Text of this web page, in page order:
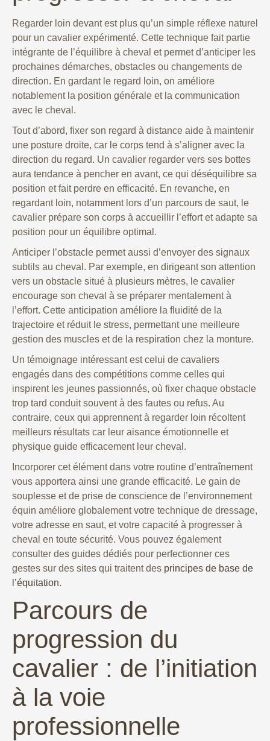
Regarder loin devant est plus qu’un simple réflexe naturel
pour un cavalier expérimenté. Cette technique fait partie
intégrante de l’équilibre à cheval et permet d’anticiper les
prochaines démarches, obstacles ou changements de
direction. En gardant le regard loin, on améliore
notablement la position générale et la communication
avec le cheval.
Tout d’abord, fixer son regard à distance aide à maintenir
une posture droite, car le corps tend à s’aligner avec la
direction du regard. Un cavalier regarder vers ses bottes
aura tendance à pencher en avant, ce qui déséquilibre sa
position et fait perdre en efficacité. En revanche, en
regardant loin, notamment lors d’un parcours de saut, le
cavalier prépare son corps à accueillir l’effort et adapte sa
position pour un équilibre optimal.
Anticiper l’obstacle permet aussi d’envoyer des signaux
subtils au cheval. Par exemple, en dirigeant son attention
vers un obstacle situé à plusieurs mètres, le cavalier
encourage son cheval à se préparer mentalement à
l’effort. Cette anticipation améliore la fluidité de la
trajectoire et réduit le stress, permettant une meilleure
gestion des muscles et de la respiration chez la monture.
Un témoignage intéressant est celui de cavaliers
engagés dans des compétitions comme celles qui
inspirent les jeunes passionnés, où fixer chaque obstacle
trop tard conduit souvent à des fautes ou refus. Au
contraire, ceux qui apprennent à regarder loin récoltent
meilleurs résultats car leur aisance émotionnelle et
physique guide efficacement leur cheval.
Incorporer cet élément dans votre routine d’entraînement
vous apportera ainsi une grande efficacité. Le gain de
souplesse et de prise de conscience de l’environnement
équin améliore globalement votre technique de dressage,
votre adresse en saut, et votre capacité à progresser à
cheval en toute sécurité. Vous pouvez également
consulter des guides dédiés pour perfectionner ces
gestes sur des sites qui traitent des principes de base de
l’équitation.
Parcours de
progression du
cavalier : de l’initiation
à la voie
professionnelle